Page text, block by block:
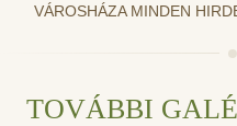
VÁROSHÁZA MINDEN
TOVÁBBI